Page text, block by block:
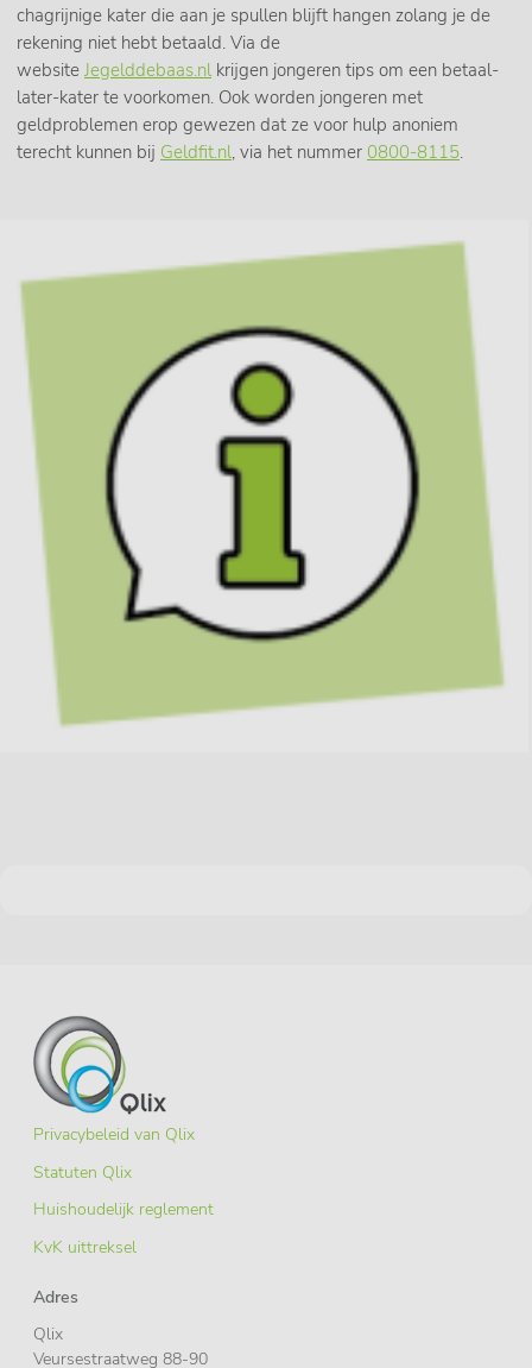
chagrijnige kater die aan je spullen blijft hangen zolang je de
rekening niet hebt betaald. Via de
websiteJegelddebaas.nl krijgen jongeren tips om een betaal-
later-kater te voorkomen. Ook worden jongeren met
geldproblemen erop gewezen dat ze voor hulp anoniem
terecht kunnen bij Geldfit.nl, via het nummer 0800-8115.
Privacybeleid van Qlix
Statuten Qlix
Huishoudelijk reglement
KvK uittreksel
Adres
Qlix
Veursestraatweg 88-90